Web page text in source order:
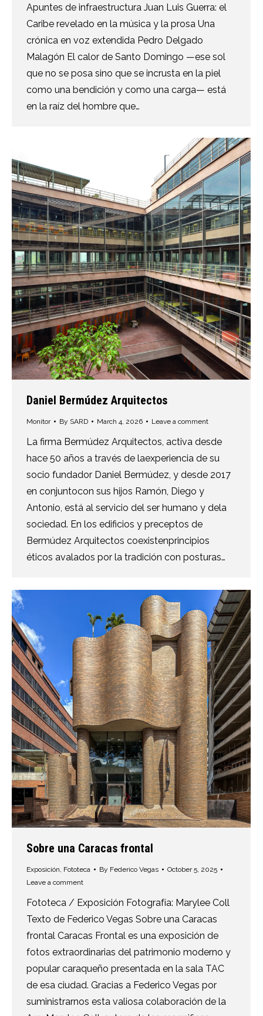
Apuntes de infraestructura Juan Luis Guerra: el
Caribe revelado en la música y la prosa Una
crónica en voz extendida Pedro Delgado
Malagón El calor de Santo Domingo —ese sol
que no se posa sino que se incrusta en la piel
como una bendición y como una carga— está
en la raíz del hombre que…
Daniel Bermúdez Arquitectos
Monitor By SARD March 4, 2026 Leave a comment
La firma Bermúdez Arquitectos, activa desde
hace 50 años a través de laexperiencia de su
socio fundador Daniel Bermúdez, y desde 2017
en conjuntocon sus hijos Ramón, Diego y
Antonio, está al servicio del ser humano y dela
sociedad. En los edificios y preceptos de
Bermúdez Arquitectos coexistenprincipios
éticos avalados por la tradición con posturas…
Sobre una Caracas frontal
Exposición, Fototeca By Federico Vegas
October 5, 2025
Leave a comment
Fototeca / Exposición Fotografía: Marylee Coll
Texto de Federico Vegas Sobre una Caracas
frontal Caracas Frontal es una exposición de
fotos extraordinarias del patrimonio moderno y
popular caraqueño presentada en la sala TAC
de esa ciudad. Gracias a Federico Vegas por
suministrarnos esta valiosa colaboración de la